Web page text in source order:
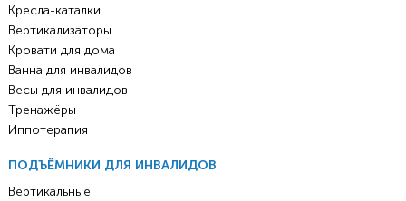
Кресла-каталки
Вертикализаторы
Кровати для дома
Ванна для инвалидов
Весы для инвалидов
Тренажёры
Иппотерапия
ПОДЪЁМНИКИ ДЛЯ ИНВАЛИДОВ
Вертикальные